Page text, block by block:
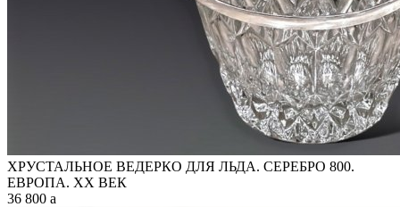
ХРУСТАЛЬНОЕ ВЕДЕРКО ДЛЯ ЛЬДА. СЕРЕБРО 800.
ЕВРОПА. XX ВЕК
36 800 a